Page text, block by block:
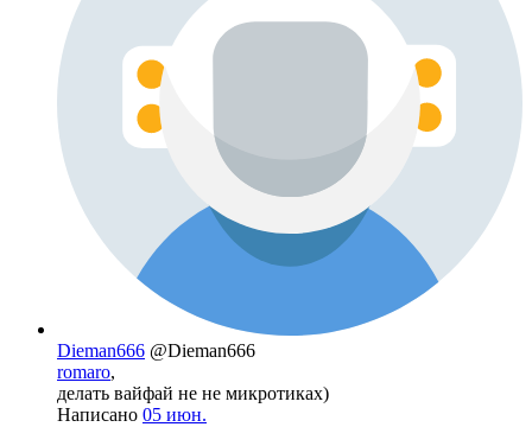
Dieman666 @Dieman666
romaro,
делать вайфай не не микротиках)
Написано 05 июн.